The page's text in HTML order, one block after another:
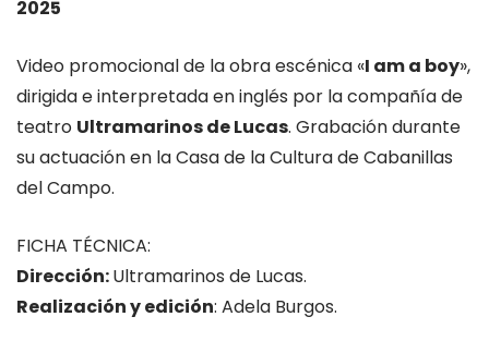
2025
Video promocional de la obra escénica «I am a boy»,
dirigida e interpretada en inglés por la compañía de
teatro Ultramarinos de Lucas. Grabación durante
su actuación en la Casa de la Cultura de Cabanillas
del Campo.
FICHA TÉCNICA:
Dirección:Ultramarinos de Lucas.
Realización y edición: Adela Burgos.